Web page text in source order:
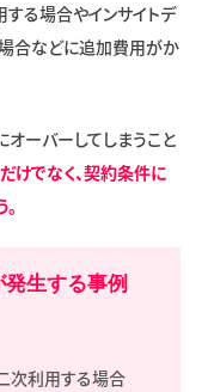
る場合やインサイトデ
合などに追加費用がか
ーバーしてしまうこと
けでなく、契約条件に
生する事例
次利用する場合